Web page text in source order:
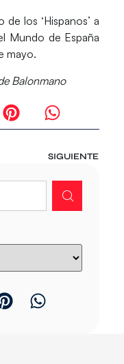
los ‘Hispanos’ a
Mundo de España
mayo.
Balonmano
SIGUIENTE